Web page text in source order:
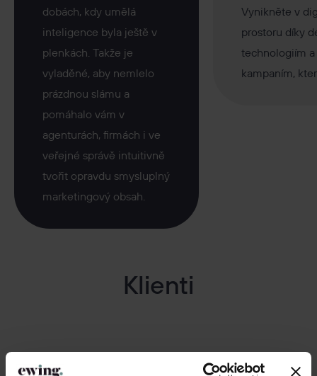
dobách, kdy umělá
inteligence byla ještě v
plenkách. Takže je
vyladěné, aby nemlelo
prázdnou slámu a
pomáhalo vám v
agenturách, firmách i ve
veřejné správě intuitivně
tvořit opravdu smysluplný
marketingový obsah.
Vynikněte v
prostoru díky
technologiím a
kampaním,
Klienti